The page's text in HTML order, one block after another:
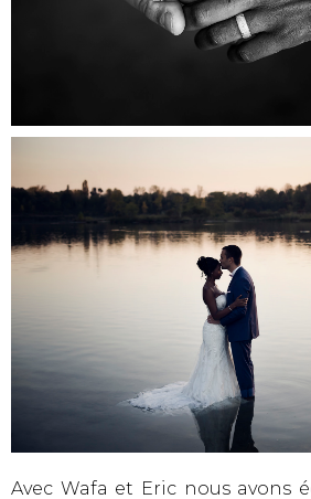
Avec Wafa et Eric nous avons